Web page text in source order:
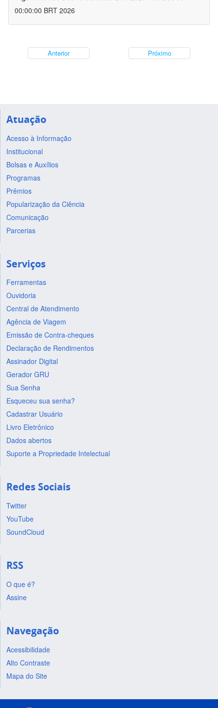
00:00:00 BRT 2026
Anterior Próximo
Atuação
Acesso à Informação
Institucional
Bolsas e Auxílios
Programas
Prêmios
Popularização da Ciência
Comunicação
Parcerias
Serviços
Ferramentas
Ouvidoria
Central de Atendimento
Agência de Viagem
Emissão de Contra-cheques
Declaração de Rendimentos
Assinador Digital
Gerador GRU
Sua Senha
Esqueceu sua senha?
Cadastrar Usuário
Livro Eletrônico
Dados abertos
Suporte a Propriedade Intelectual
Redes Sociais
Twitter
YouTube
SoundCloud
RSS
O que é?
Assine
Navegação
Acessibilidade
Alto Contraste
Mapa do Site